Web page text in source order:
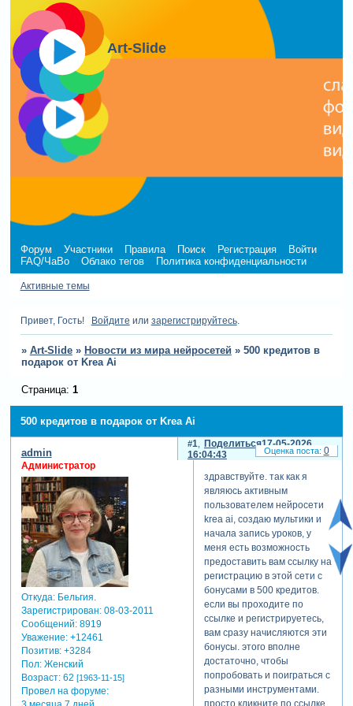
Art-Slide
Форум Участники Правила Поиск Регистрация
Войти
FAQ/ЧаВо
Облако тегов Политика конфиденциальности
Активные темы
Привет, Гость! Войдите или зарегистрируйтесь.
» Art-Slide » Новости из мира нейросетей » 500 кредитов в
подарок от Krea Ai
500 кредитов в подарок от Krea Ai
Страница: 1
Поделиться
1
17-05-2026
16:04:43
admin
Администратор
Откуда:Бельгия.
Зарегистрирован: 08-03-2011
Сообщений:8919
Уважение: +12461
Позитив: +3284
Пол:Женский
Возраст:62 [1963-11-15]
Провел на форуме:
здравствуйте. так как я
являюсь активным
пользователем нейросети
krea ai, создаю мультики и
начала запись уроков, у
меня есть возможность
предоставить вам ссылку на
регистрацию в этой сети с
бонусами в 500 кредитов.
если вы проходите по
ссылке и регистрируетесь,
вам сразу начисляются эти
бонусы. этого вполне
достаточно, чтобы
попробовать и поиграться с
разными инструментами.
0